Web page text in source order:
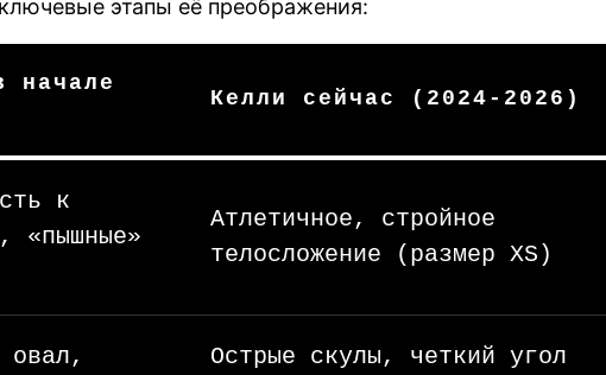
этапы её преображения:
начале
Келли сейчас (2024-2026)
к
«пышные»
Атлетичное, стройное
телосложение (размер XS)
овал,
Острые скулы, четкий угол